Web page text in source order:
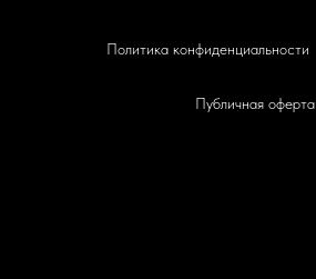
Политика конфиденциальности
Публичная оферта